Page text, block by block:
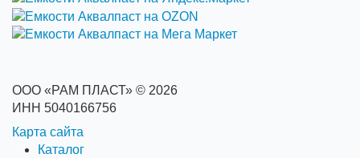
ООО «РАМ ПЛАСТ» © 2026
ИНН 5040166756
Карта сайта
Каталог